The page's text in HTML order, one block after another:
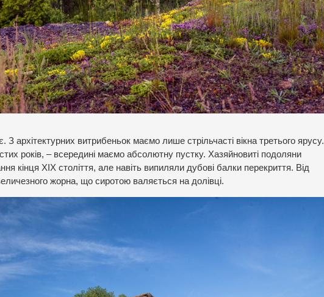
архітектурних витрибеньок маємо лише стрільчасті вікна третього ярусу.
років, – всередині маємо абсолютну пустку. Хазяйновиті подоляни
кінця ХІХ століття, але навіть випиляли дубові балки перекриття. Від
жорна, що сиротою валяється на долівці.